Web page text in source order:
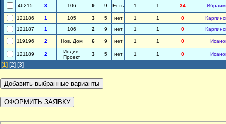
46215 3 106 9 9 Есть 1 1 34
121186 1 105 3 5 нет 1 1 0
121187
1 106 2 9 нет 1 1 0
119196 2 Нов. Дом 6 9 нет 1 1 0
121189 2
Индив.
Проект
3 5 нет 1 1 0
[1] [2] [3]